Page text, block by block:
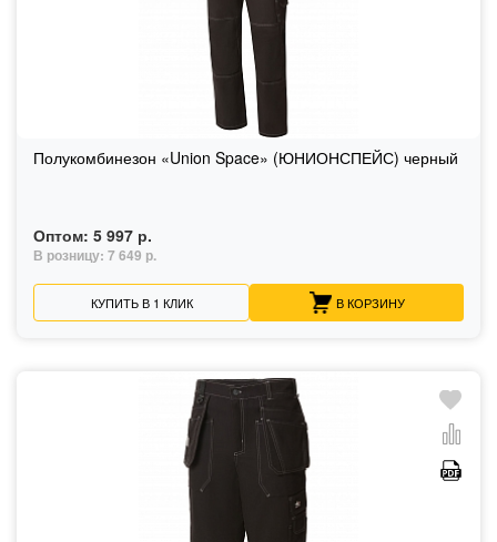
Полукомбинезон «Union Space» (ЮНИОНСПЕЙС) черный
Оптом: 5 997 р.
В розницу: 7 649 р.
КУПИТЬ В 1 КЛИК В КОРЗИНУ